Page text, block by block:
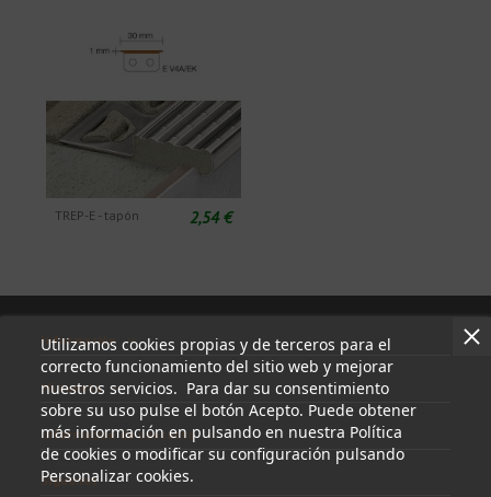
TREP-E - tapón 2,54 €
Utilizamos cookies propias y de terceros para el
correcto funcionamiento del sitio web y mejorar
nuestros servicios. Para dar su consentimiento
sobre su uso pulse el botón Acepto. Puede obtener
más información en pulsando en nuestra Política
de cookies o modificar su configuración pulsando
Personalizar cookies.
Información
Mi cuenta
Información de contacto
Síguenos